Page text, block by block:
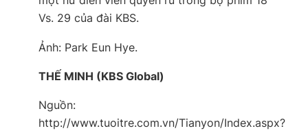
Vs. 29 của đài KBS.
Ảnh: Park Eun Hye.
THẾ MINH (KBS Global)
Nguồn:
http://www.tuoitre.com.vn/Tianyon/Index.aspx?